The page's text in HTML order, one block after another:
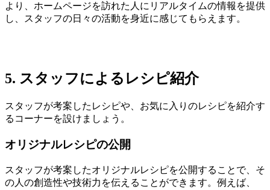
より、ホームページを訪れた人にリアルタイムの情報を提供
し、スタッフの日々の活動を身近に感じてもらえます。
5. スタッフによるレシピ紹介
スタッフが考案したレシピや、お気に入りのレシピを紹介す
るコーナーを設けましょう。
オリジナルレシピの公開
スタッフが考案したオリジナルレシピを公開することで、そ
の人の創造性や技術力を伝えることができます。例えば、